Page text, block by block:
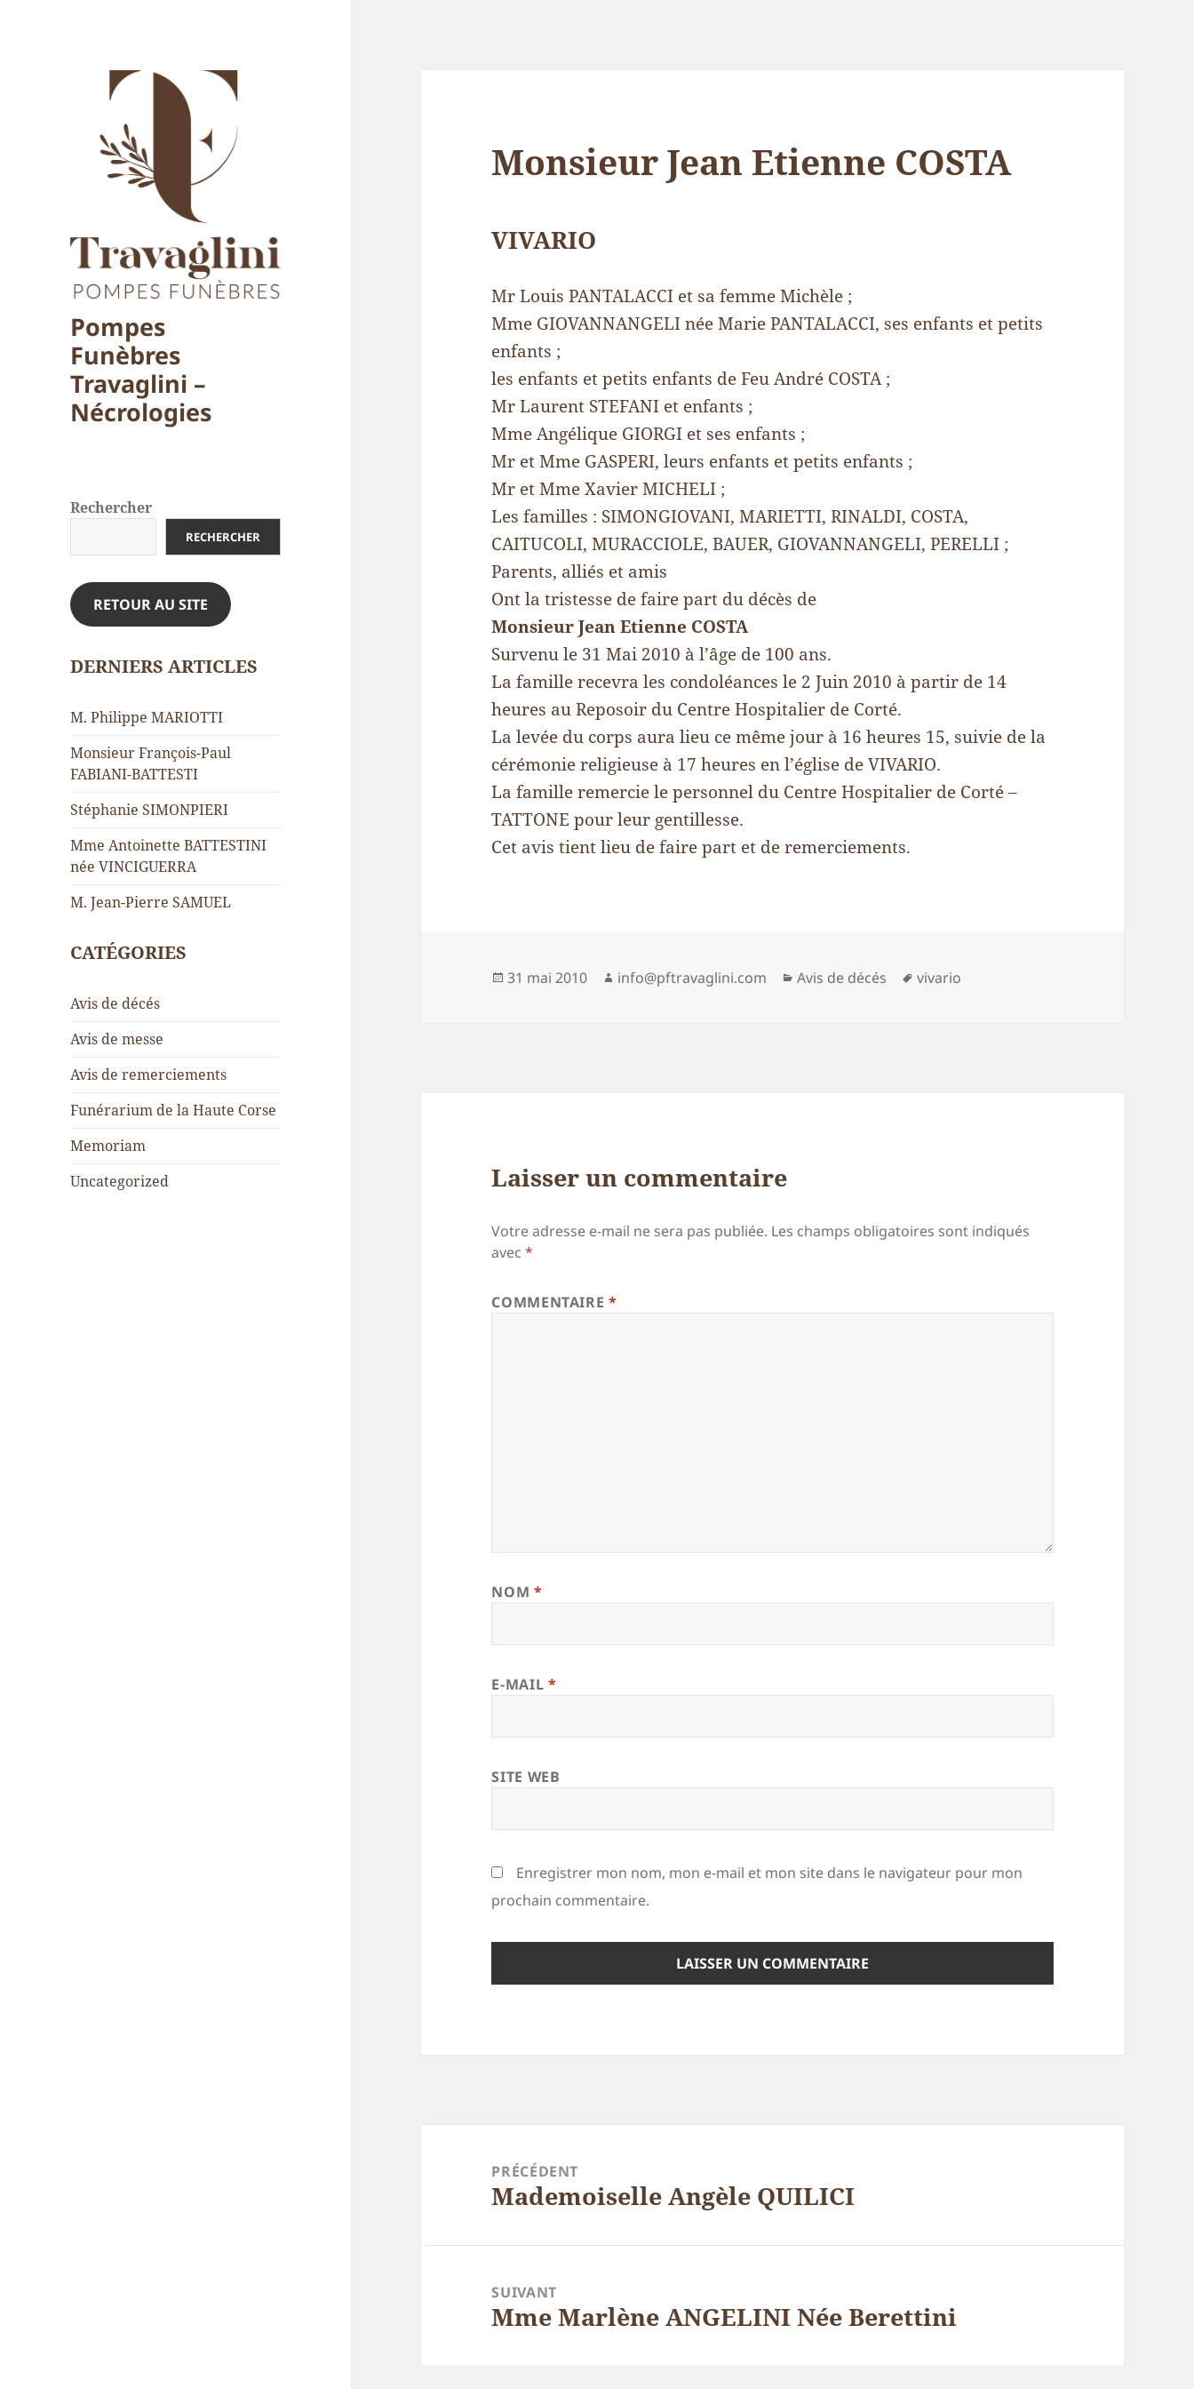
Pompes
Funèbres
Travaglini –
Nécrologies
Rechercher
RECHERCHER
RETOUR AU SITE
DERNIERS ARTICLES
M. Philippe MARIOTTI
Monsieur François-Paul
FABIANI-BATTESTI
Stéphanie SIMONPIERI
Mme Antoinette BATTESTINI
née VINCIGUERRA
M. Jean-Pierre SAMUEL
CATÉGORIES
Avis de décés
Avis de messe
Avis de remerciements
Funérarium de la Haute Corse
Memoriam
Uncategorized
Monsieur Jean Etienne COSTA
VIVARIO
Mr Louis PANTALACCI et sa femme Michèle ;
Mme GIOVANNANGELI née Marie PANTALACCI, ses enfants et petits
enfants ;
les enfants et petits enfants de Feu André COSTA ;
Mr Laurent STEFANI et enfants ;
Mme Angélique GIORGI et ses enfants ;
Mr et Mme GASPERI, leurs enfants et petits enfants ;
Mr et Mme Xavier MICHELI ;
Les familles : SIMONGIOVANI, MARIETTI, RINALDI, COSTA,
CAITUCOLI, MURACCIOLE, BAUER, GIOVANNANGELI, PERELLI ;
Parents, alliés et amis
Ont la tristesse de faire part du décès de
Monsieur Jean Etienne COSTA
Survenu le 31 Mai 2010 à l’âge de 100 ans.
La famille recevra les condoléances le 2 Juin 2010 à partir de 14
heures au Reposoir du Centre Hospitalier de Corté.
La levée du corps aura lieu ce même jour à 16 heures 15, suivie de la
cérémonie religieuse à 17 heures en l’église de VIVARIO.
La famille remercie le personnel du Centre Hospitalier de Corté –
TATTONE pour leur gentillesse.
Cet avis tient lieu de faire part et de remerciements.
Publié
31 mai 2010 Auteur
info@pftravaglini.com Catégories
Avis de décés
Mots-
vivario
Laisser un commentaire
Votre adresse e-mail ne sera pas publiée. Les champs obligatoires sont indiqués
avec*
COMMENTAIRE*
NOM *
E-MAIL *
SITE WEB
Enregistrer mon nom, mon e-mail et mon site dans le navigateur pour mon
prochain commentaire.
PRÉCÉDENT
Article
Mademoiselle Angèle QUILICI
SUIVANT
Article
Mme Marlène ANGELINI Née Berettini